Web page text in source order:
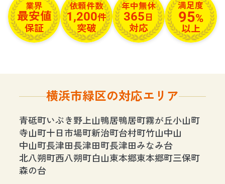
業界
最安値
保証
依頼件数
1,200件
突破
年中無休
365 日
対応
満足度
95%
以上
横浜市緑区の対応エリア
青砥町いぶき野上山鴨居鴨居町霧が丘小山町
寺山町十日市場町新治町台村町竹山中山
中山町長津田長津田町長津田みなみ台
北八朔町西八朔町白山東本郷東本郷町三保町
森の台